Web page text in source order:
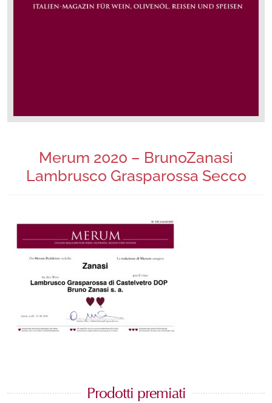
Merum 2020 – BrunoZanasi
Lambrusco Grasparossa Secco
Prodotti premiati